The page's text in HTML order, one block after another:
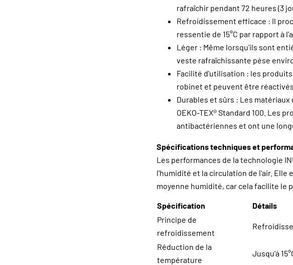
rafraîchir pendant 72 heures (3
Refroidissement efficace : Il
ressentie de 15°C par rapport à
Léger : Même lorsqu'ils sont
veste rafraîchissante pèse
Facilité d'utilisation : les
robinet et peuvent être
Durables et sûrs : Les
OEKO-TEX® Standard 100. Les
antibactériennes et ont une
Spécifications techniques et
Les performances de la technologie
l'humidité et la circulation de l'air. Elle
moyenne humidité, car cela facilite le
Spécification
Détails
Principe de
refroidissement
Réduction de la
température
Jusqu'à